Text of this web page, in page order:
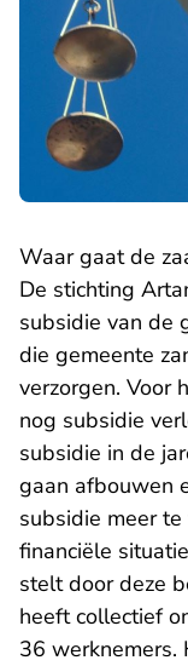
Waar gaat de
De stichting
subsidie van de
die gemeente
verzorgen. Voor
nog subsidie
subsidie in de
gaan afbouwen
subsidie meer
financiële
stelt door deze
heeft collectief
36 werknemers.